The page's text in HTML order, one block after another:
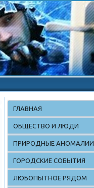
ГЛАВНАЯ
ОБЩЕСТВО И ЛЮДИ
ПРИРОДНЫЕ АНОМАЛИИ
ГОРОДСКИЕ СОБЫТИЯ
ЛЮБОПЫТНОЕ РЯДОМ